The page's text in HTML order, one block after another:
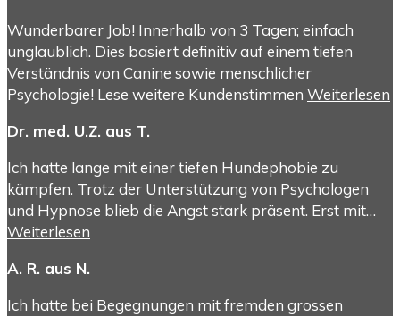
Wunderbarer Job! Innerhalb von 3 Tagen; einfach
unglaublich. Dies basiert definitiv auf einem tiefen
Verständnis von Canine sowie menschlicher
Psychologie! Lese weitere Kundenstimmen Weiterlesen
Dr. med. U.Z. aus T.
Ich hatte lange mit einer tiefen Hundephobie zu
kämpfen. Trotz der Unterstützung von Psychologen
und Hypnose blieb die Angst stark präsent. Erst mit…
Weiterlesen
A. R. aus N.
Ich hatte bei Begegnungen mit fremden grossen